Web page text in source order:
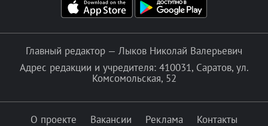
Главный редактор — Лыков Николай Валерьевич
Адрес редакции и учредителя: 410031, Саратов, ул.
Комсомольская, 52
О проекте Вакансии Реклама
Контакты